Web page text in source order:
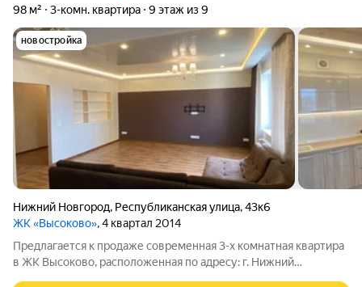
98 м² 3-комн. квартира 9 этаж из 9
новостройка
Нижний Новгород, Республиканская улица,43к6
ЖК «Высоково», 4 квартал 2014
Предлагается к продаже современная 3-х комнатная квартира
в ЖК Высоково, расположенная по адресу: г. Нижний